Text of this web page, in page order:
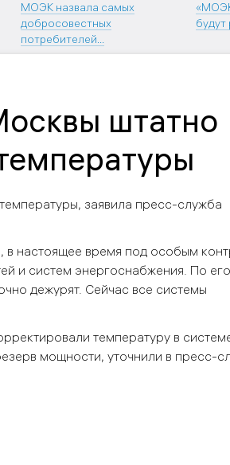
МОЭК назвала самых
добросовестных
потребителей...
будут
штатно
заявила пресс-служба
настоящее время под особым
и систем энергоснабжения. По
дежурят. Сейчас все системы
температуру в
мощности, уточнили в пресс-